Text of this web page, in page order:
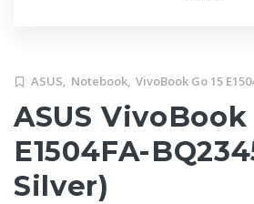
ASUS, Notebook, VivoBook Go 15
ASUS VivoBook
E1504FA-
Silver)